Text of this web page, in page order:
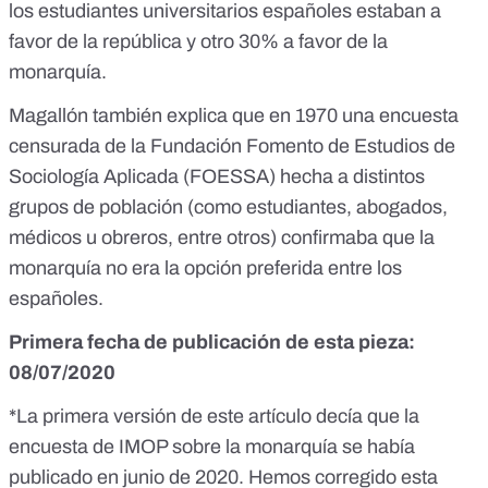
los estudiantes universitarios españoles estaban a
favor de la república y otro 30% a favor de la
monarquía.
Magallón también explica que en 1970 una encuesta
censurada de la Fundación Fomento de Estudios de
Sociología Aplicada (FOESSA) hecha a distintos
grupos de población (como estudiantes, abogados,
médicos u obreros, entre otros) confirmaba que la
monarquía no era la opción preferida entre los
españoles.
Primera fecha de publicación de esta pieza:
08/07/2020
*La primera versión de este artículo decía que la
encuesta de IMOP sobre la monarquía se había
publicado en junio de 2020. Hemos corregido esta